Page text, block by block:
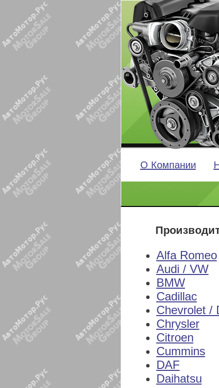
О Компании
Alfa Romeo
Audi / VW
BMW
Cadillac
Chevrolet /
Chrysler
Citroen
Cummins
DAF
Daihatsu